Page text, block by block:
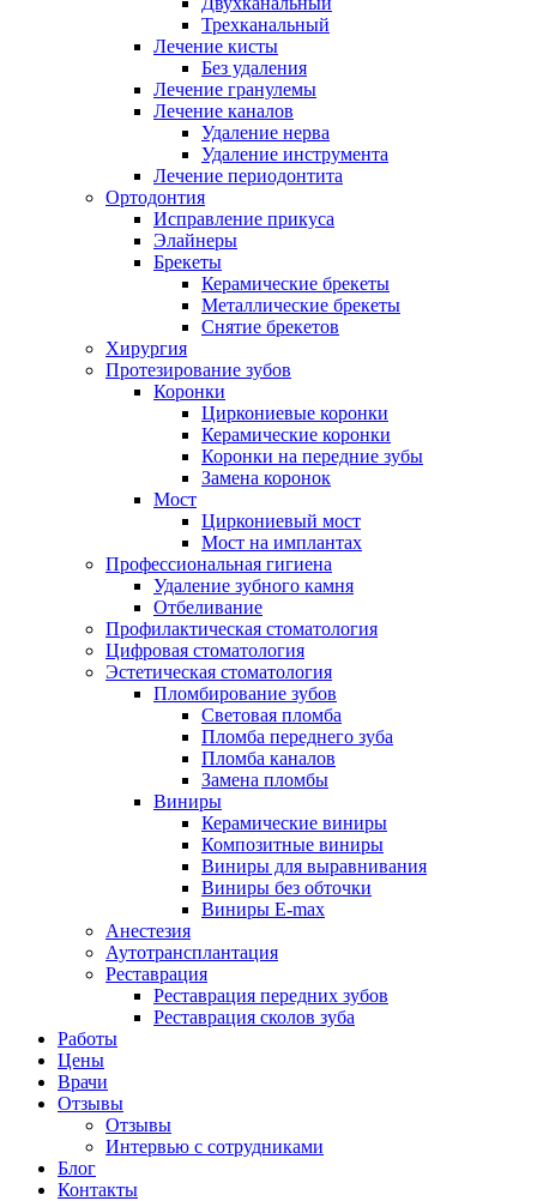
Трехканальный
Лечение кисты
Без удаления
Лечение гранулемы
Лечение каналов
Удаление нерва
Удаление инструмента
Лечение периодонтита
Ортодонтия
Исправление прикуса
Элайнеры
Брекеты
Керамические брекеты
Металлические брекеты
Снятие брекетов
Хирургия
Протезирование зубов
Коронки
Циркониевые коронки
Керамические коронки
Коронки на передние зубы
Замена коронок
Мост
Циркониевый мост
Мост на имплантах
Профессиональная гигиена
Удаление зубного камня
Отбеливание
Профилактическая стоматология
Цифровая стоматология
Эстетическая стоматология
Пломбирование зубов
Световая пломба
Пломба переднего зуба
Пломба каналов
Замена пломбы
Виниры
Керамические виниры
Композитные виниры
Виниры для выравнивания
Виниры без обточки
Виниры E-max
Анестезия
Аутотрансплантация
Реставрация
Реставрация передних зубов
Реставрация сколов зуба
Работы
Цены
Врачи
Отзывы
Отзывы
Интервью с сотрудниками
Блог
Контакты